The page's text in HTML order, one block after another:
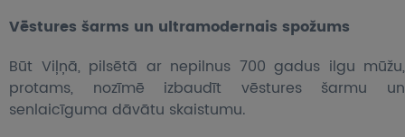
Vēstures šarms un ultramodernais spožums
Būt Viļņā, pilsētā ar nepilnus 700 gadus ilgu mūžu,
protams, nozīmē izbaudīt vēstures šarmu un
senlaicīguma dāvātu skaistumu.